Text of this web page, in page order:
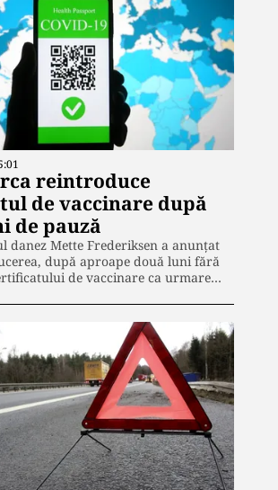
reintroduce
de vaccinare după
de pauză
danez Mette Frederiksen a anunţat
după aproape două luni fără
de vaccinare ca urmare…